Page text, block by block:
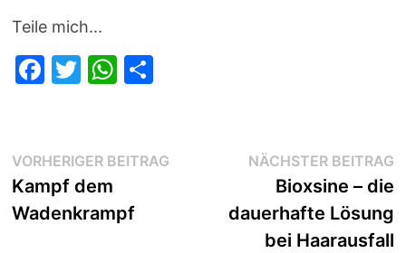
Teile mich...
F
e
b
o
T
er
W
s
p
T
n
Beitragsnavigation
VORHERIGER BEITRAGVorheriger
Kampf dem
Wadenkrampf
NÄCHSTER BEITRAG
Bioxsine – die
dauerhafte Lösung
bei Haarausfall